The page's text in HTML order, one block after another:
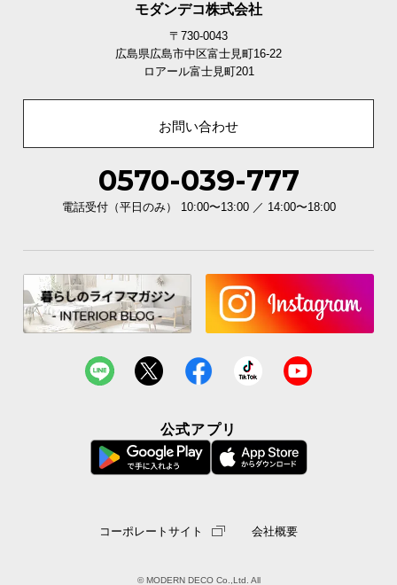
モダンデコ株式会社
〒730-0043
広島県広島市中区富士見町16-22
ロアール富士見町201
お問い合わせ
0570-039-777
電話受付（平日のみ） 10:00〜13:00 ／ 14:00〜18:00
公式アプリ
コーポレートサイト 会社概要
© MODERN DECO Co.,Ltd. All